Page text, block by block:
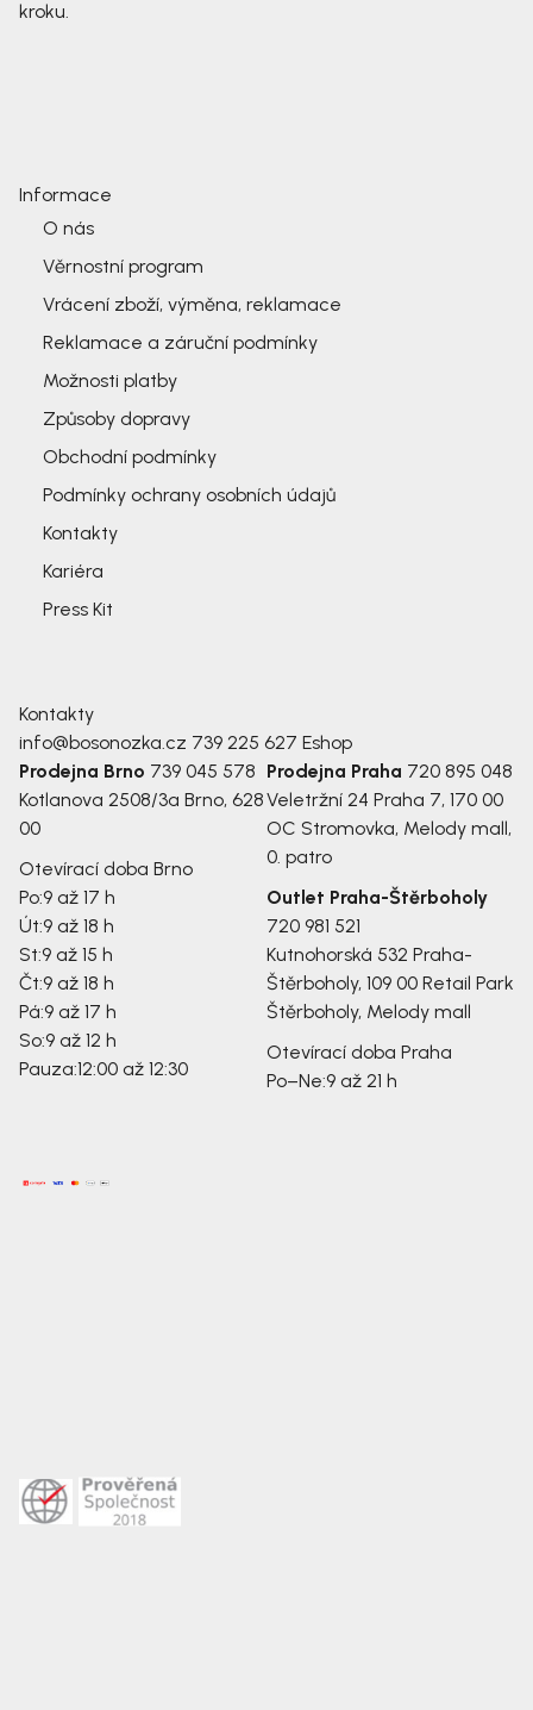
kroku.
Informace
O nás
Věrnostní program
Vrácení zboží, výměna, reklamace
Reklamace a záruční podmínky
Možnosti platby
Způsoby dopravy
Obchodní podmínky
Podmínky ochrany osobních údajů
Kontakty
Kariéra
Press Kit
Kontakty
info@bosonozka.cz 739 225 627 Eshop
Prodejna Brno 739 045 578
Kotlanova 2508/3a Brno, 628
00
Otevírací doba Brno
Po:9 až 17 h
Út:9 až 18 h
St:9 až 15 h
Čt:9 až 18 h
Pá:9 až 17 h
So:9 až 12 h
Pauza:12:00 až 12:30
Prodejna Praha 720 895 048
Veletržní 24 Praha 7, 170 00
OC Stromovka, Melody mall,
0. patro
Outlet Praha-Štěrboholy
720 981 521
Kutnohorská 532 Praha-
Štěrboholy, 109 00 Retail Park
Štěrboholy, Melody mall
Otevírací doba Praha
Po–Ne:9 až 21 h